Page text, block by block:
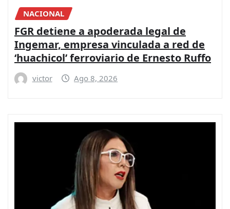
NACIONAL
FGR detiene a apoderada legal de
Ingemar, empresa vinculada a red de
‘huachicol’ ferroviario de Ernesto Ruffo
victor Ago 8, 2026